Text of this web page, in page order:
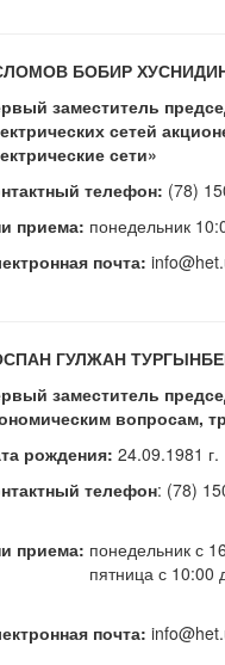
БОБИР
заместитель
сетей
сети»
телефон: (78)
приема: понедельник
почта:
ГУЛЖАН
заместитель
вопросам,
рождения: 24.09.1981 г.
телефон: (78)
приема: понедельник с
с 10:00 до
почта: